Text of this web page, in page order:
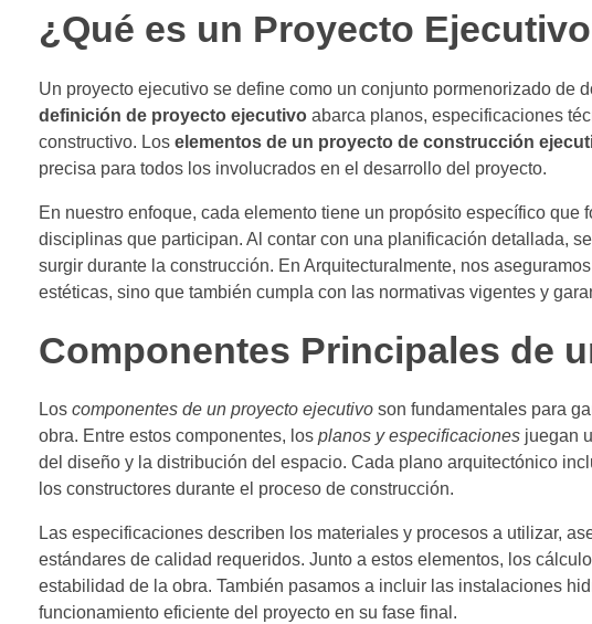
¿Qué es un Proyecto
Un proyecto ejecutivo se define como un conjunto pormenorizado de
definición de proyecto ejecutivo abarca planos, especificaciones
constructivo. Los elementos de un proyecto de construcción
precisa para todos los involucrados en el desarrollo del proyecto.
En nuestro enfoque, cada elemento tiene un propósito específico
disciplinas que participan. Al contar con una planificación detallada,
surgir durante la construcción. En Arquitecturalmente, nos
estéticas, sino que también cumpla con las normativas vigentes y
Componentes Principales de
Los componentes de un proyecto ejecutivo son fundamentales para
obra. Entre estos componentes, los planos y especificaciones juegan
del diseño y la distribución del espacio. Cada plano arquitectónico
los constructores durante el proceso de construcción.
Las especificaciones describen los materiales y procesos a utilizar,
estándares de calidad requeridos. Junto a estos elementos, los
estabilidad de la obra. También pasamos a incluir las instalaciones
funcionamiento eficiente del proyecto en su fase final.